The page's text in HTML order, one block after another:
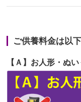
の祖父母か...
2026/06/20
雛
てくださる...
2026/06/19 イ
第65回人形供
第64回人形供
第63回人形供
ご供養料金は以
【Ａ】お人形・ぬ